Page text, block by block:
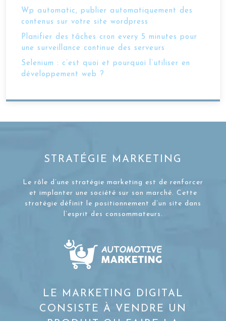
Wp automatic, publier automatiquement des
contenus sur votre site wordpress
Planifier des tâches cron every 5 minutes pour
une surveillance continue des serveurs
Selenium : c’est quoi et pourquoi l’utiliser en
développement web ?
STRATÉGIE MARKETING
Le rôle d’une stratégie marketing est de renforcer
et implanter une société sur son marché. Cette
stratégie définit le positionnement d’un site dans
l’esprit des consommateurs.
LE MARKETING DIGITAL
CONSISTE À VENDRE UN